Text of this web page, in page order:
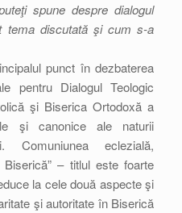
spune despre dialogul
tema discutată şi cum s-a
punct în dezbaterea
pentru Dialogul Teologic
şi Biserica Ortodoxă a
şi canonice ale naturii
Comuniunea eclezială,
– titlul este foarte
la cele două aspecte şi
şi autoritate în Biserică